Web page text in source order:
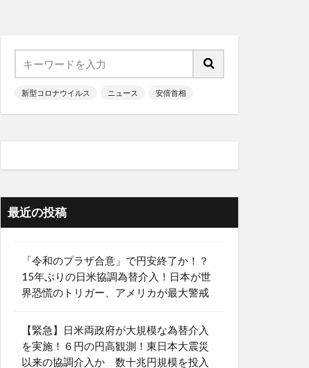
新型コロナウイルス ニュース 安倍首相
最近の投稿
「令和のプラザ合意」で円安終了か！？
15年ぶりの日米協調為替介入！日本が世
界恐慌のトリガー、アメリカが最大警戒
【緊急】日米両政府が大規模な為替介入
を実施！６円の円高観測！東日本大震災
以来の協調介入か 数十兆円規模を投入